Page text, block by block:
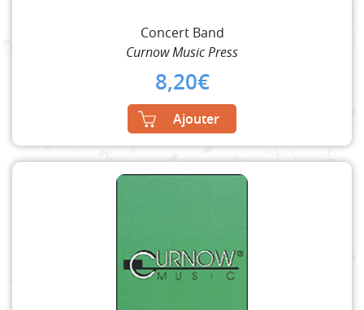
Concert Band
Curnow Music Press
8,20€
Ajouter